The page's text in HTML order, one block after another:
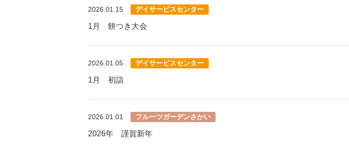
2026.01.15 デイサービスセンター
1月 餅つき大会
2026.01.05 デイサービスセンター
1月 初詣
2026.01.01 フルーツガーデンさかい
2026年 謹賀新年